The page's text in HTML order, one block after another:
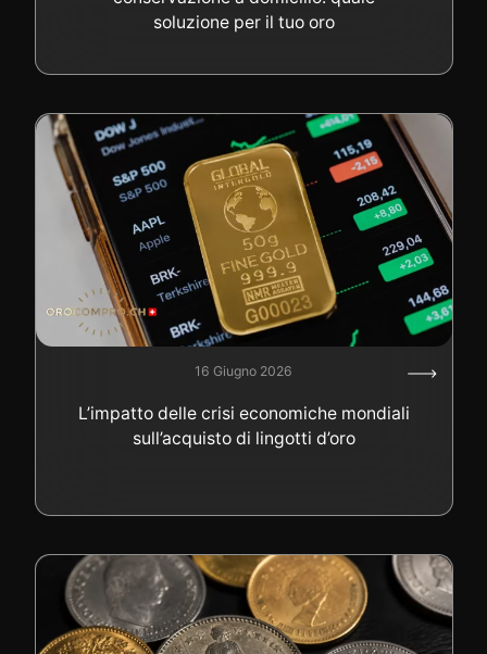
soluzione per il tuo oro
16 Giugno 2026
L’impatto delle crisi economiche mondiali
sull’acquisto di lingotti d’oro